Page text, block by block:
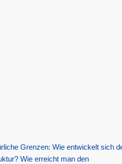
Grenzen: Wie entwickelt sich
Wie erreicht man den